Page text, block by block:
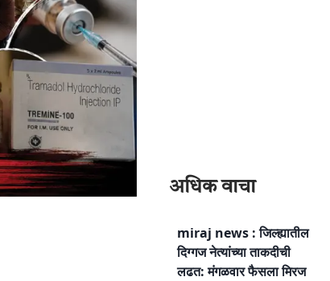
अधिक वाचा
miraj news : जिल्ह्यातील
दिग्गज नेत्यांच्या ताकदीची
लढत: मंगळवार फैसला मिरज